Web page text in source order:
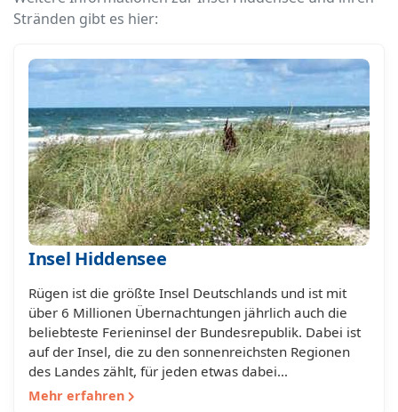
Stränden gibt es hier:
Insel Hiddensee
Rügen ist die größte Insel Deutschlands und ist mit
über 6 Millionen Übernachtungen jährlich auch die
beliebteste Ferieninsel der Bundesrepublik. Dabei ist
auf der Insel, die zu den sonnenreichsten Regionen
des Landes zählt, für jeden etwas dabei…
Mehr erfahren